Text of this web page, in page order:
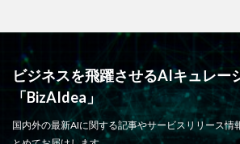
ビジネスを飛躍させるAIキュレー
「BizAIdea」
国内外の最新AIに関する記事やサービスリリース情